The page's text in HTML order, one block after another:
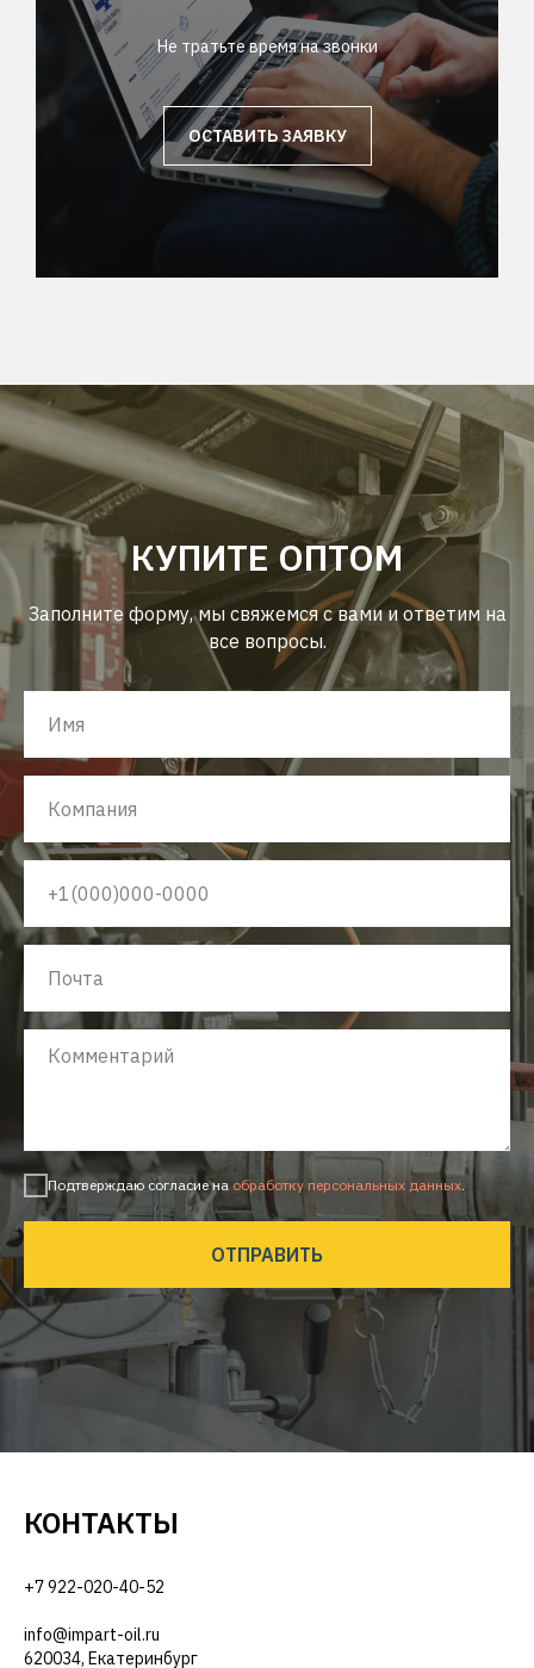
Не тратьте время на звонки
ОСТАВИТЬ ЗАЯВКУ
КУПИТЕ ОПТОМ
Заполните форму, мы свяжемся с вами и ответим на
все вопросы.
Подтверждаю согласие на обработку персональных данных.
ОТПРАВИТЬ
КОНТАКТЫ
+7 922-020-40-52
info@impart-oil.ru
620034, Екатеринбург